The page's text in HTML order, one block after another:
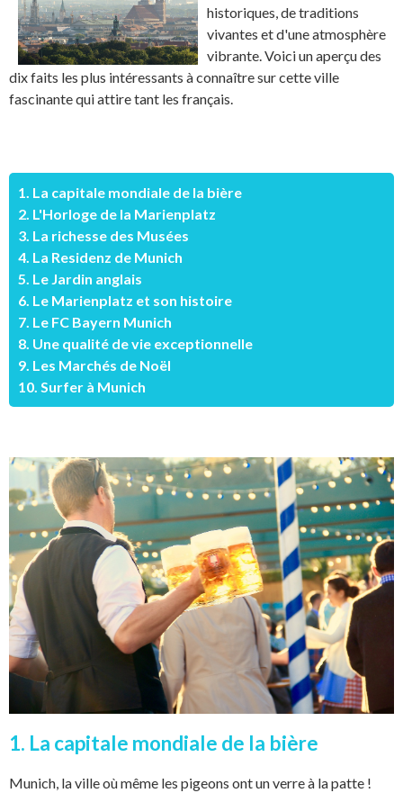
historiques, de traditions
vivantes et d'une atmosphère
vibrante. Voici un aperçu des
dix faits les plus intéressants à connaître sur cette ville
fascinante qui attire tant les français.
1. La capitale mondiale de la bière
2. L'Horloge de la Marienplatz
3. La richesse des Musées
4. La Residenz de Munich
5. Le Jardin anglais
6. Le Marienplatz et son histoire
7. Le FC Bayern Munich
8. Une qualité de vie exceptionnelle
9. Les Marchés de Noël
10. Surfer à Munich
1. La capitale mondiale de la bière
Munich, la ville où même les pigeons ont un verre à la patte !